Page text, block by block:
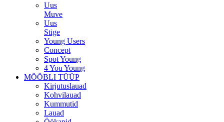
Uus
Muve
Uus
Stige
Young Users
Concept
Spot Young
4 You Young
MÖÖBLI TÜÜP
Kirjutuslauad
Kohvilauad
Kummutid
Lauad